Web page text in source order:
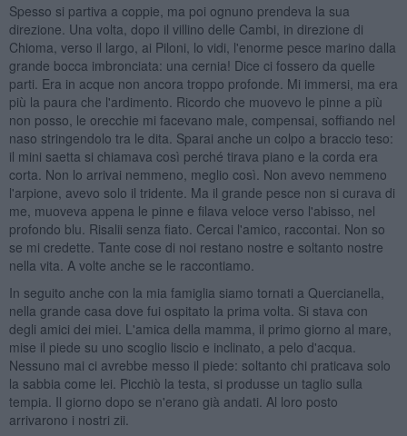
Spesso si partiva a coppie, ma poi ognuno prendeva la sua
direzione. Una volta, dopo il villino delle Cambi, in direzione di
Chioma, verso il largo, ai Piloni, lo vidi, l'enorme pesce marino dalla
grande bocca imbronciata: una cernia! Dice ci fossero da quelle
parti. Era in acque non ancora troppo profonde. Mi immersi, ma era
più la paura che l'ardimento. Ricordo che muovevo le pinne a più
non posso, le orecchie mi facevano male, compensai, soffiando nel
naso stringendolo tra le dita. Sparai anche un colpo a braccio teso:
il mini saetta si chiamava così perché tirava piano e la corda era
corta. Non lo arrivai nemmeno, meglio così. Non avevo nemmeno
l'arpione, avevo solo il tridente. Ma il grande pesce non si curava di
me, muoveva appena le pinne e filava veloce verso l'abisso, nel
profondo blu. Risalii senza fiato. Cercai l'amico, raccontai. Non so
se mi credette. Tante cose di noi restano nostre e soltanto nostre
nella vita. A volte anche se le raccontiamo.
In seguito anche con la mia famiglia siamo tornati a Quercianella,
nella grande casa dove fui ospitato la prima volta. Si stava con
degli amici dei miei. L'amica della mamma, il primo giorno al mare,
mise il piede su uno scoglio liscio e inclinato, a pelo d'acqua.
Nessuno mai ci avrebbe messo il piede: soltanto chi praticava solo
la sabbia come lei. Picchiò la testa, si produsse un taglio sulla
tempia. Il giorno dopo se n'erano già andati. Al loro posto
arrivarono i nostri zii.